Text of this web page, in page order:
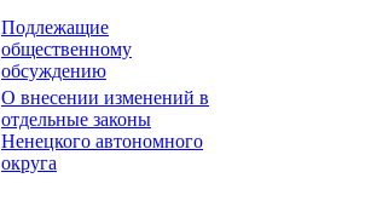
Подлежащие
общественному
обсуждению
О внесении изменений в
отдельные законы
Ненецкого автономного
округа